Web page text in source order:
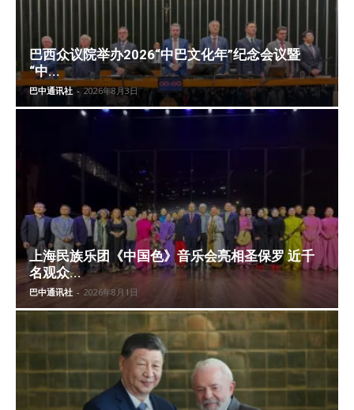
巴西众议院举办2026“中巴文化年”纪念会议暨
“中...
巴中通讯社 - 2026年8月3日
上海民族乐团《中国色》音乐会亮相圣保罗 近千
名观众...
巴中通讯社 - 2026年8月1日